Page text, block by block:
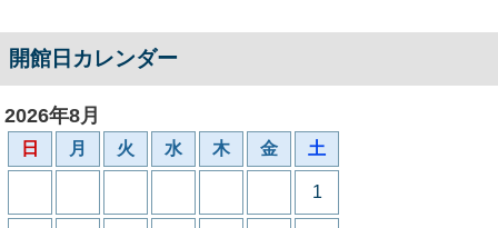
開館日カレンダー
2026年8月
日 月 火 水 木 金 土
1